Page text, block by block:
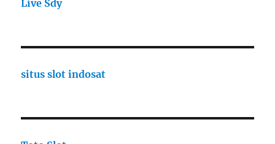
Live Sdy
situs slot indosat